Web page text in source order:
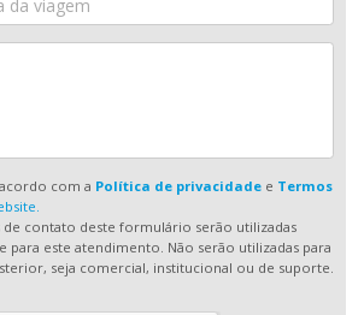
com a Política de privacidadee Termos
de contato deste formulário serão utilizadas
para este atendimento. Não serão utilizadas para
seja comercial, institucional ou de suporte.